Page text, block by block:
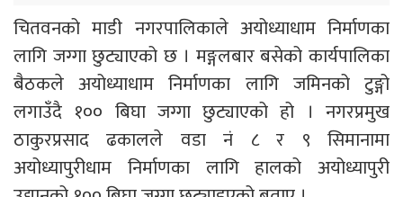
चितवनको माडी नगरपालिकाले अयोध्याधाम निर्माणका
लागि जग्गा छुट्याएको छ । मङ्गलबार बसेको कार्यपालिका
बैठकले अयोध्याधाम निर्माणका लागि जमिनको टुङ्गो
लगाउँदै १०० बिघा जग्गा छुट्याएको हो । नगरप्रमुख
ठाकुरप्रसाद ढकालले वडा नं ८ र ९ सिमानामा
अयोध्यापुरीधाम निर्माणका लागि हालको अयोध्यापुरी